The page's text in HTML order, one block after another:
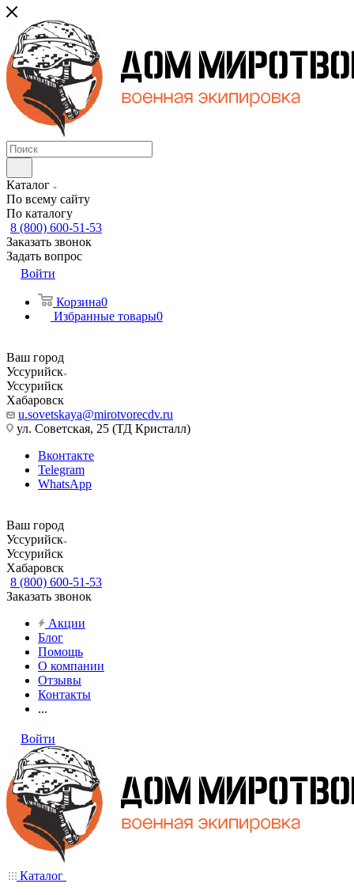
Каталог
По всему сайту
По каталогу
8 (800) 600-51-53
Заказать звонок
Задать вопрос
Войти
Корзина0
Избранные товары0
Ваш город
Уссурийск
Уссурийск
Хабаровск
u.sovetskaya@mirotvorecdv.ru
ул. Советская, 25 (ТД Кристалл)
Вконтакте
Telegram
WhatsApp
Ваш город
Уссурийск
Уссурийск
Хабаровск
8 (800) 600-51-53
Заказать звонок
Акции
Блог
Помощь
О компании
Отзывы
Контакты
...
Войти
Каталог